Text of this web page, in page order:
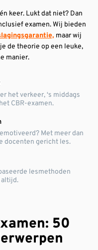
keer. Lukt dat niet? Dan
examen. Wij bieden
maar wij
de theorie op een leuke,
manier.
het verkeer, ‘s middags
CBR-examen.
Met meer dan
docenten gericht les.
lesmethoden
50